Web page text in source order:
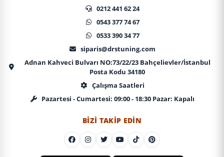
0212 441 62 24
0543 377 74 67
0533 390 34 77
siparis@drstuning.com
Adnan Kahveci Bulvarı NO:73/22/23 Bahçelievler/İstanbul
Posta Kodu 34180
Çalışma Saatleri
Pazartesi - Cumartesi: 09:00 - 18:30 Pazar: Kapalı
BIZI TAKIP EDIN